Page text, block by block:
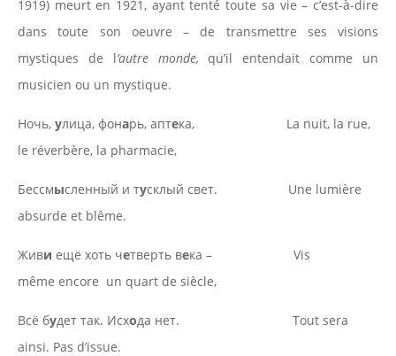
1919) meurt en 1921, ayant tenté toute sa vie – c’est-à-dire
dans toute son oeuvre – de transmettre ses visions
mystiques de l‘autre monde,qu’il entendait comme un
musicien ou un mystique.
Ночь, улица, фонарь, аптека, La nuit, la rue,
le réverbère, la pharmacie,
Бессмысленный и тусклый свет. Une lumière
absurde et blême.
Живи ещё хоть четверть века – Vis
même encore un quart de siècle,
Всё будет так. Исхода нет. Tout sera
ainsi. Pas d’issue.